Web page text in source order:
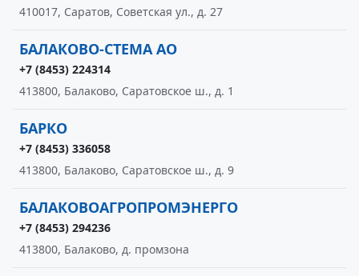
410017, Саратов, Советская ул., д. 27
БАЛАКОВО-СТЕМА АО
+7 (8453) 224314
413800, Балаково, Саратовское ш., д. 1
БАРКО
+7 (8453) 336058
413800, Балаково, Саратовское ш., д. 9
БАЛАКОВОАГРОПРОМЭНЕРГО
+7 (8453) 294236
413800, Балаково, д. промзона